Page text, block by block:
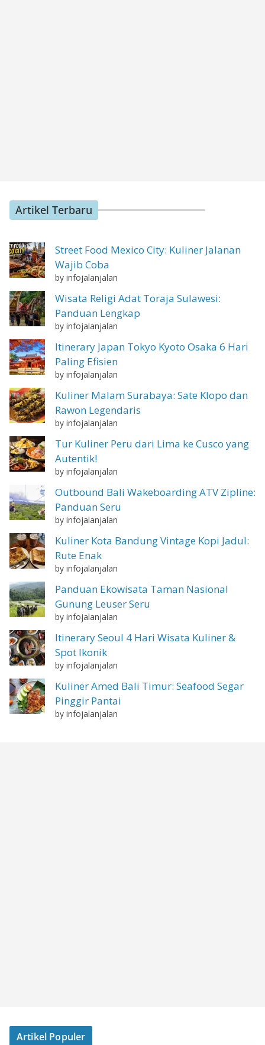
Artikel Terbaru
Street Food Mexico City: Kuliner Jalanan
Wajib Coba
by infojalanjalan
Wisata Religi Adat Toraja Sulawesi:
Panduan Lengkap
by infojalanjalan
Itinerary Japan Tokyo Kyoto Osaka 6 Hari
Paling Efisien
by infojalanjalan
Kuliner Malam Surabaya: Sate Klopo dan
Rawon Legendaris
by infojalanjalan
Tur Kuliner Peru dari Lima ke Cusco yang
Autentik!
by infojalanjalan
Outbound Bali Wakeboarding ATV Zipline:
Panduan Seru
by infojalanjalan
Kuliner Kota Bandung Vintage Kopi Jadul:
Rute Enak
by infojalanjalan
Panduan Ekowisata Taman Nasional
Gunung Leuser Seru
by infojalanjalan
Itinerary Seoul 4 Hari Wisata Kuliner &
Spot Ikonik
by infojalanjalan
Kuliner Amed Bali Timur: Seafood Segar
Pinggir Pantai
by infojalanjalan
Artikel Populer